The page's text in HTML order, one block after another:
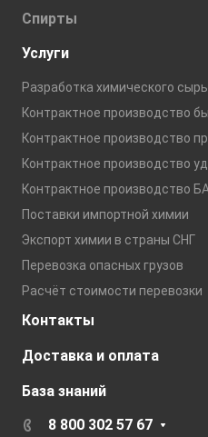
Спирты
Услуги
Разработка химического
Контрактное производство
Контрактное производство
Контрактное производство
Контрактное производство
Поставки импортной химии
Экспорт химии в страны СНГ
Перевозка опасных грузов
Расчёт стоимости перевозки
Контакты
Доставка и оплата
База знаний
8 800 302 57 67